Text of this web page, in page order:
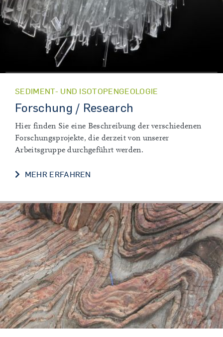
SEDIMENT- UND ISOTOPENGEOLOGIE
Forschung / Research
Hier finden Sie eine Beschreibung der verschiedenen
Forschungsprojekte, die derzeit von unserer
Arbeitsgruppe durchgeführt werden.
MEHR ERFAHREN